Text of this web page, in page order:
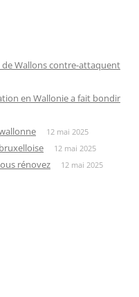
de Wallons contre-attaquent
en Wallonie a fait bondir
12 mai 2025
12 mai 2025
rénovez 12 mai 2025